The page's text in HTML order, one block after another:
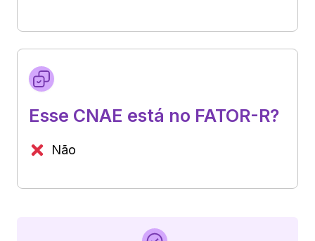
Esse CNAE está no FATOR-R?
Não